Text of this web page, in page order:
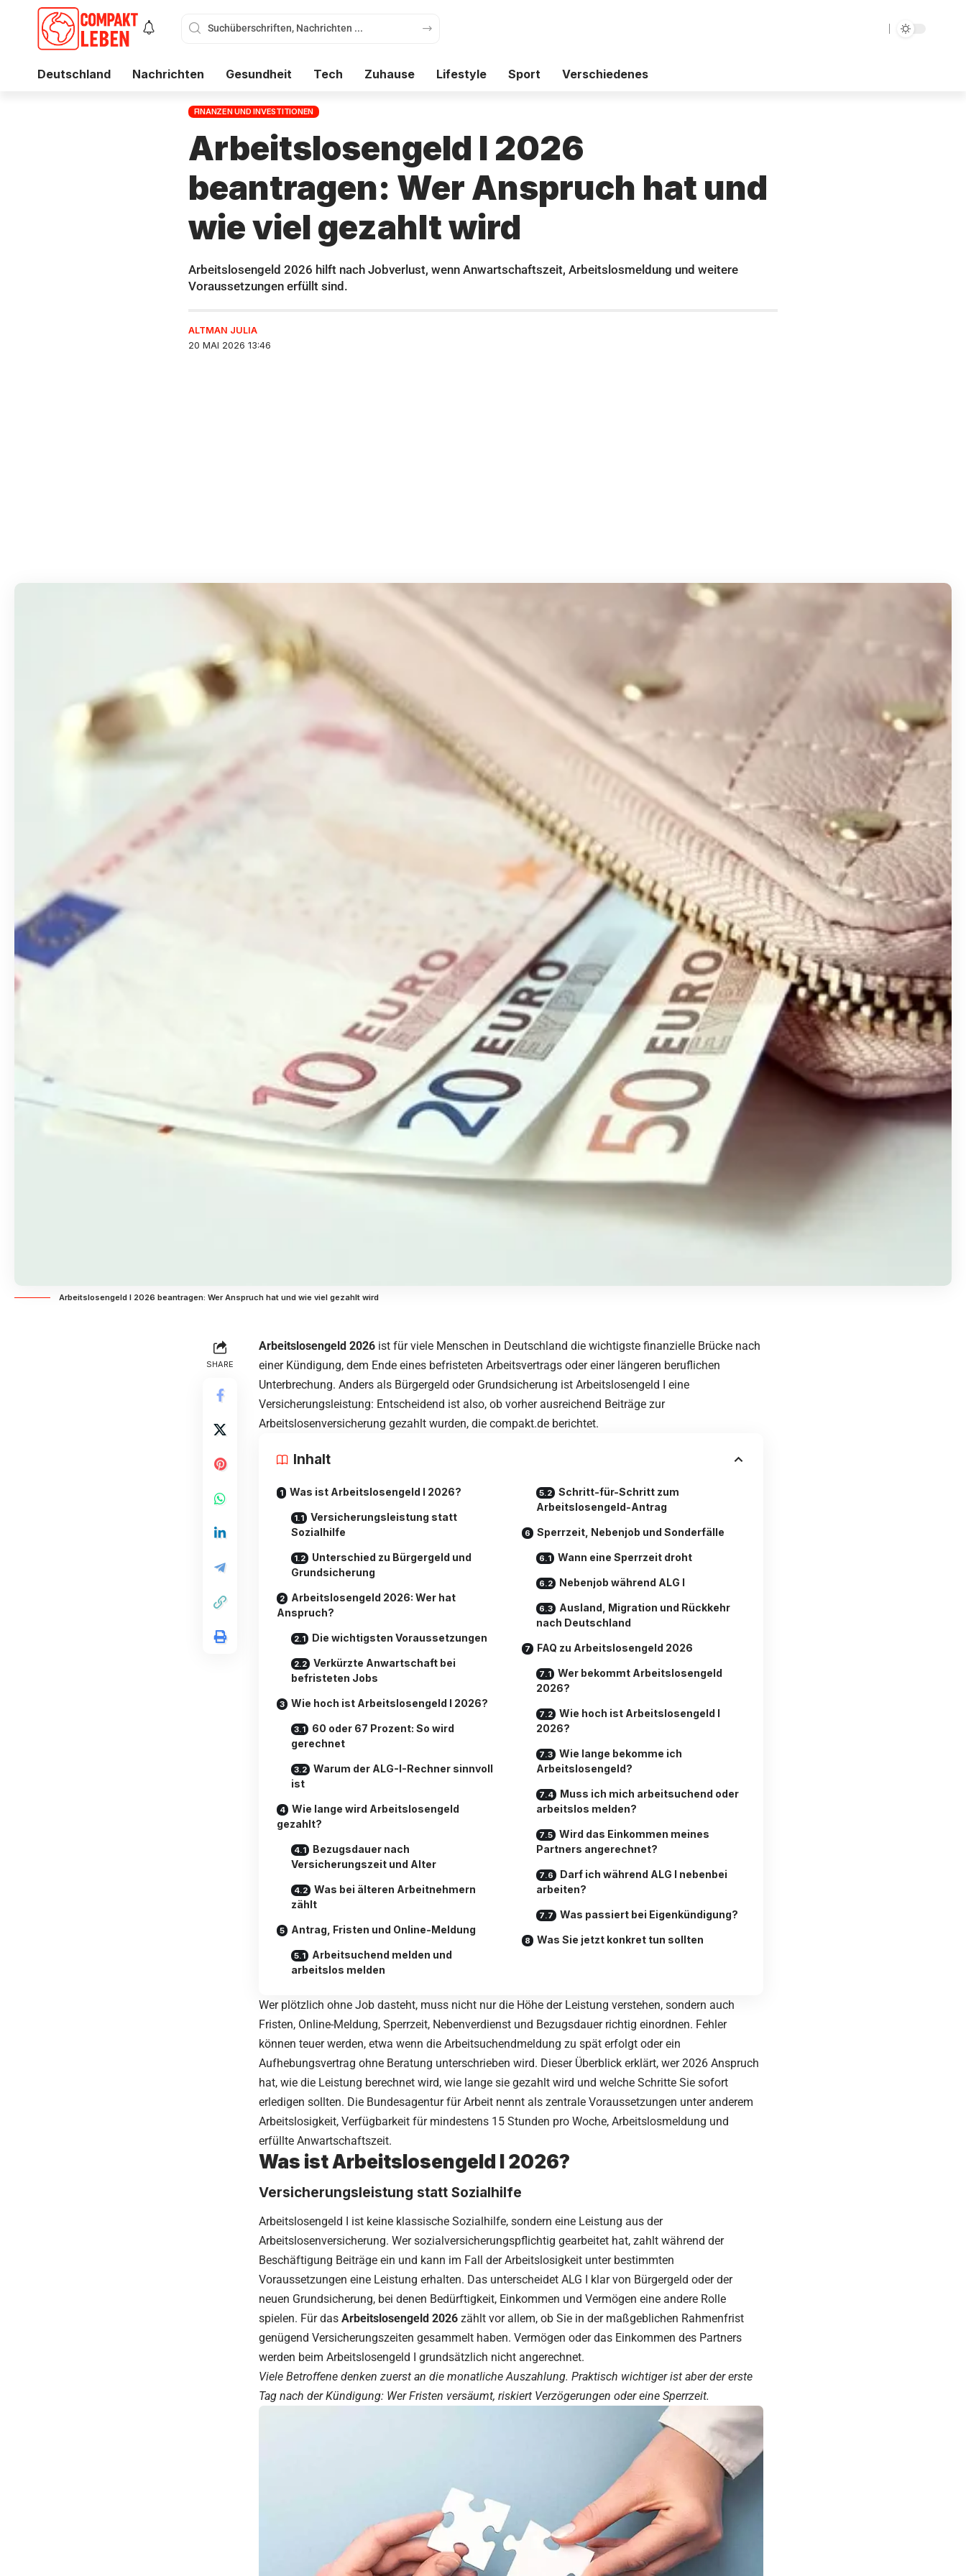
Deutschland Nachrichten Gesundheit Tech Zuhause Lifestyle Sport Verschiedenes
FINANZEN UND INVESTITIONEN
Arbeitslosengeld I 2026
beantragen: Wer Anspruch hat und
wie viel gezahlt wird
Arbeitslosengeld 2026 hilft nach Jobverlust, wenn Anwartschaftszeit, Arbeitslosmeldung und weitere
Voraussetzungen erfüllt sind.
20 MAI 2026 13:46
ALTMAN JULIA
Arbeitslosengeld I 2026 beantragen: Wer Anspruch hat und wie viel gezahlt wird
SHARE
Arbeitslosengeld 2026 ist für viele Menschen in Deutschland die wichtigste finanzielle Brücke nach
einer Kündigung, dem Ende eines befristeten Arbeitsvertrags oder einer längeren beruflichen
Unterbrechung. Anders als Bürgergeld oder Grundsicherung ist Arbeitslosengeld I eine
Versicherungsleistung: Entscheidend ist also, ob vorher ausreichend Beiträge zur
Arbeitslosenversicherung gezahlt wurden, diе compakt.de berichtet.
Inhalt
Was ist Arbeitslosengeld I 2026?
Versicherungsleistung statt
Sozialhilfe
Unterschied zu Bürgergeld und
Grundsicherung
Arbeitslosengeld 2026: Wer hat
Anspruch?
Die wichtigsten Voraussetzungen
Verkürzte Anwartschaft bei
befristeten Jobs
Wie hoch ist Arbeitslosengeld I 2026?
60 oder 67 Prozent: So wird
gerechnet
Warum der ALG-I-Rechner sinnvoll
ist
Wie lange wird Arbeitslosengeld
gezahlt?
Bezugsdauer nach
Versicherungszeit und Alter
Was bei älteren Arbeitnehmern
zählt
Antrag, Fristen und Online-Meldung
Arbeitsuchend melden und
arbeitslos melden
Schritt-für-Schritt zum
Arbeitslosengeld-Antrag
Sperrzeit, Nebenjob und Sonderfälle
Wann eine Sperrzeit droht
Nebenjob während ALG I
Ausland, Migration und Rückkehr
nach Deutschland
FAQ zu Arbeitslosengeld 2026
Wer bekommt Arbeitslosengeld
2026?
Wie hoch ist Arbeitslosengeld I
2026?
Wie lange bekomme ich
Arbeitslosengeld?
Muss ich mich arbeitsuchend oder
arbeitslos melden?
Wird das Einkommen meines
Partners angerechnet?
Darf ich während ALG I nebenbei
arbeiten?
Was passiert bei Eigenkündigung?
Was Sie jetzt konkret tun sollten
Wer plötzlich ohne Job dasteht, muss nicht nur die Höhe der Leistung verstehen, sondern auch
Fristen, Online-Meldung, Sperrzeit, Nebenverdienst und Bezugsdauer richtig einordnen. Fehler
können teuer werden, etwa wenn die Arbeitsuchendmeldung zu spät erfolgt oder ein
Aufhebungsvertrag ohne Beratung unterschrieben wird. Dieser Überblick erklärt, wer 2026 Anspruch
hat, wie die Leistung berechnet wird, wie lange sie gezahlt wird und welche Schritte Sie sofort
erledigen sollten. Die Bundesagentur für Arbeit nennt als zentrale Voraussetzungen unter anderem
Arbeitslosigkeit, Verfügbarkeit für mindestens 15 Stunden pro Woche, Arbeitslosmeldung und
erfüllte Anwartschaftszeit.
Was ist Arbeitslosengeld I 2026?
Versicherungsleistung statt Sozialhilfe
Arbeitslosengeld I ist keine klassische Sozialhilfe, sondern eine Leistung aus der
Arbeitslosenversicherung. Wer sozialversicherungspflichtig gearbeitet hat, zahlt während der
Beschäftigung Beiträge ein und kann im Fall der Arbeitslosigkeit unter bestimmten
Voraussetzungen eine Leistung erhalten. Das unterscheidet ALG I klar von Bürgergeld oder der
neuen Grundsicherung, bei denen Bedürftigkeit, Einkommen und Vermögen eine andere Rolle
spielen. Für das Arbeitslosengeld 2026 zählt vor allem, ob Sie in der maßgeblichen Rahmenfrist
genügend Versicherungszeiten gesammelt haben. Vermögen oder das Einkommen des Partners
werden beim Arbeitslosengeld I grundsätzlich nicht angerechnet.
Viele Betroffene denken zuerst an die monatliche Auszahlung. Praktisch wichtiger ist aber der erste
Tag nach der Kündigung: Wer Fristen versäumt, riskiert Verzögerungen oder eine Sperrzeit.